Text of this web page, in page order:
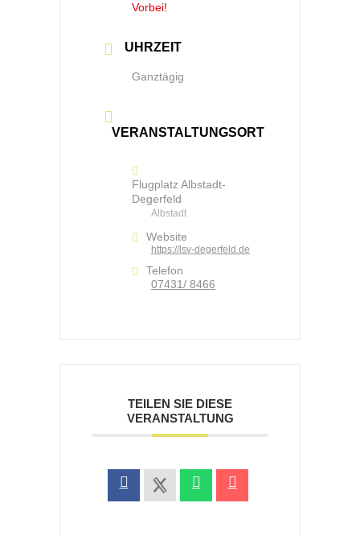
Vorbei!
UHRZEIT
Ganztägig
VERANSTALTUNGSORT
Flugplatz Albstadt-
Degerfeld
Albstadt
Website
https://lsv-degerfeld.de
Telefon
07431/ 8466
TEILEN SIE DIESE
VERANSTALTUNG